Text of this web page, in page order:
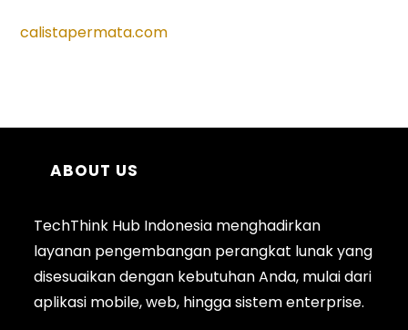
calistapermata.com
ABOUT US
TechThink Hub Indonesia menghadirkan
layanan pengembangan perangkat lunak yang
disesuaikan dengan kebutuhan Anda, mulai dari
aplikasi mobile, web, hingga sistem enterprise.